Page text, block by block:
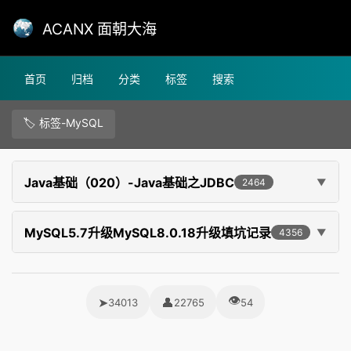
ACANX 面朝大海
首页 归档 分类 标签 搜索
🏷️ 标签-MySQL
Java基础（020）-Java基础之JDBC 2464
MySQL5.7升级MySQL8.0.18升级填坑记录 4356
➤34013 👤22765 👁54